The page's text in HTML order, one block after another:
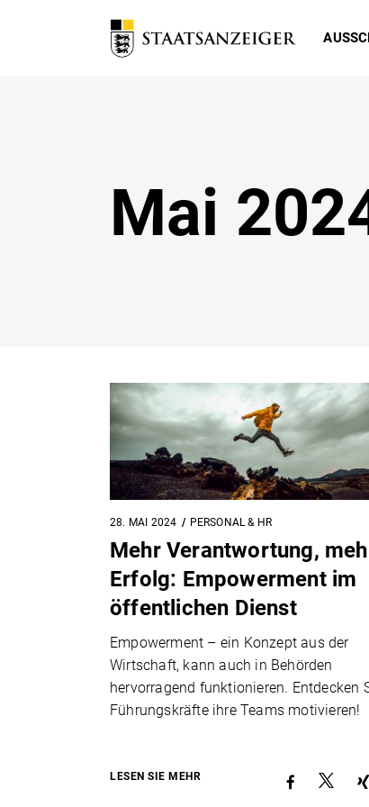
Mai
28. MAI 2024 PERSONAL & HR
Mehr Verantwortung,
Erfolg: Empowerment im
öffentlichen Dienst
Empowerment – ein Konzept aus der
Wirtschaft, kann auch in Behörden
hervorragend funktionieren. Entdecken
Führungskräfte ihre Teams motivieren!
LESEN SIE MEHR